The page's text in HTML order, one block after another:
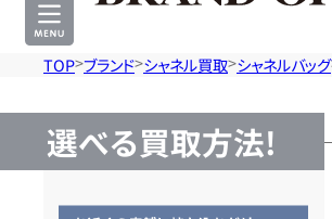
TOP ブランド シャネル買取 シャネルバッグ
選べる買取方法!